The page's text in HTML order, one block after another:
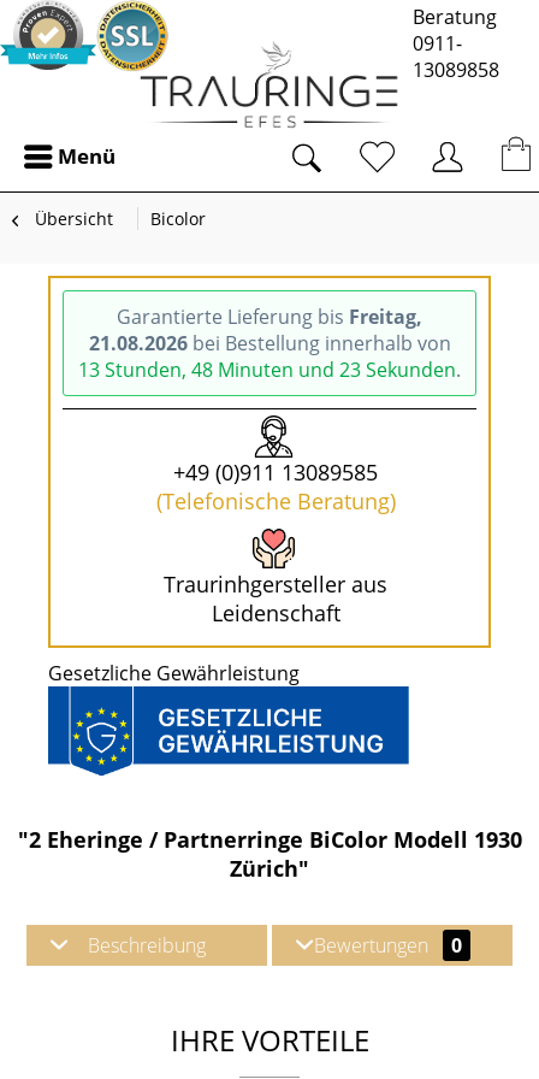
Beratung
0911-
13089858
Menü
Übersicht Bicolor
Garantierte Lieferung bis Freitag,
21.08.2026bei Bestellung innerhalb von
13 Stunden, 48 Minuten und 22 Sekunden.
+49 (0)911 13089585
(Telefonische Beratung)
Traurinhgersteller aus
Leidenschaft
Gesetzliche Gewährleistung
"2 Eheringe / Partnerringe BiColor Modell 1930
Zürich"
Beschreibung Bewertungen 0
IHRE VORTEILE